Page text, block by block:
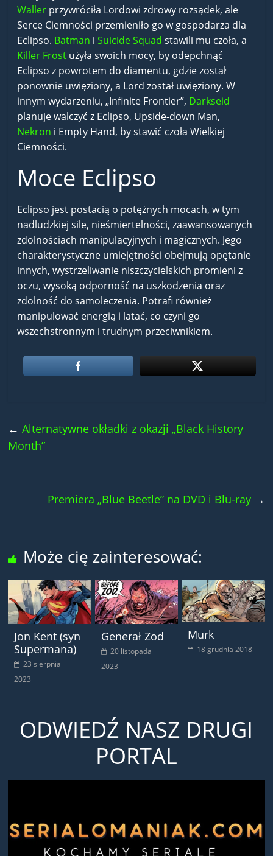
Waller przywróciła Lordowi zdrowy rozsądek, ale
Serce Ciemności przemieniło go w gospodarza dla
Eclipso. Batman iSuicide Squad stawili mu czoła, a
Killer Frost użyła swoich mocy, by odepchnąć
Eclipso z powrotem do diamentu, gdzie został
ponownie uwięziony, a Lord został uwięziony. W
innym wydarzeniu, „Infinite Frontier”, Darkseid
planuje walczyć z Eclipso, Upside-down Man,
Nekron i Empty Hand, by stawić czoła Wielkiej
Ciemności.
Moce Eclipso
Eclipso jest postacią o potężnych mocach, w tym
nadludzkiej sile, nieśmiertelności, zaawansowanych
zdolnościach manipulacyjnych i magicznych. Jego
charakterystyczne umiejętności obejmują opętanie
innych, wystrzeliwanie niszczycielskich promieni z
oczu, wysoką odporność na uszkodzenia oraz
zdolność do samoleczenia. Potrafi również
manipulować energią i latać, co czyni go
wszechstronnym i trudnym przeciwnikiem.
← Alternatywne okładki z okazji „Black History
Month”
Premiera „Blue Beetle” na DVD i Blu-ray →
Może cię zainteresować:
Jon Kent (syn
Supermana)
23 sierpnia
2023
Generał Zod
20 listopada
2023
Murk
18 grudnia 2018
ODWIEDŹ NASZ DRUGI
PORTAL